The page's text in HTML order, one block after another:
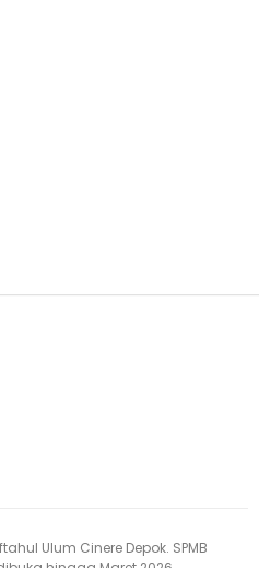
Ulum Cinere Depok. SPMB